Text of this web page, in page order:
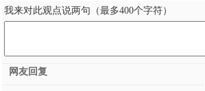
我来对此观点说两句（最多400个字符）
网友回复